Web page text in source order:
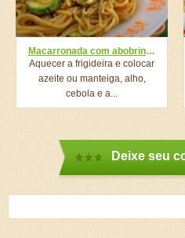
Macarronada com abobrinha
Aquecer a frigideira e colocar
azeite ou manteiga, alho,
cebola e a...
Deixe seu